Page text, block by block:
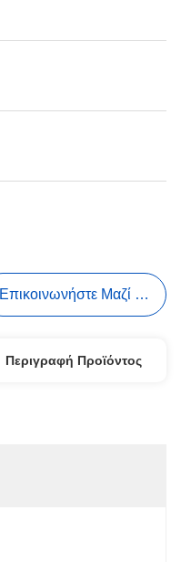
Επικοινωνήστε Μαζί Μας
Περιγραφή Προϊόντος